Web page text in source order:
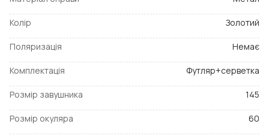
Колір Золотий
Поляризація Немає
Комплектація Футляр+серветка
Розмір завушника 145
Розмір окуляра 60